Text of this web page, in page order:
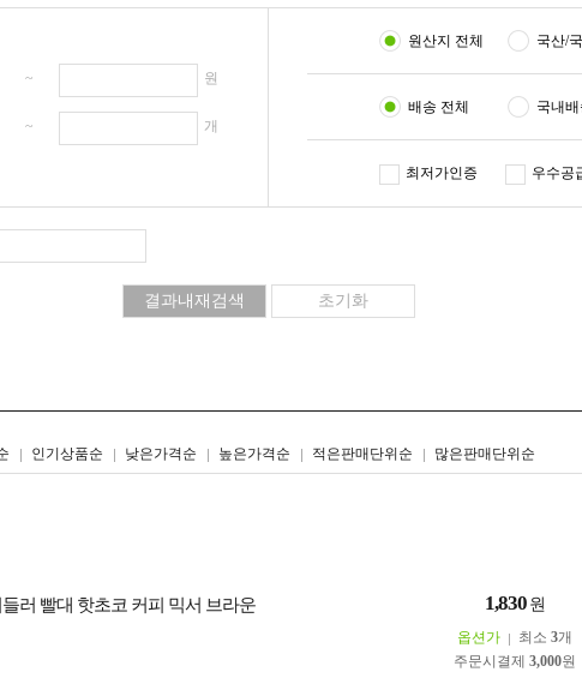
~ 원
~ 개
원산지 전체 국산/
배송 전체 국내배
최저가인증 우수공
인기상품순 낮은가격순 높은가격순 적은판매단위순 많은판매단위순
리스트형갤러리형
러 빨대 핫초코 커피 믹서 브라운 1,830 원
옵션가 최소 3개
주문시결제 3,000원